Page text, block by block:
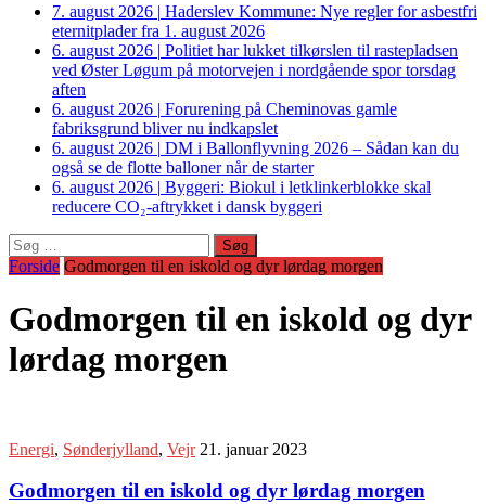
7. august 2026 | Haderslev Kommune: Nye regler for asbestfri
eternitplader fra 1. august 2026
6. august 2026 | Politiet har lukket tilkørslen til rastepladsen
ved Øster Løgum på motorvejen i nordgående spor torsdag
aften
6. august 2026 | Forurening på Cheminovas gamle
fabriksgrund bliver nu indkapslet
6. august 2026 | DM i Ballonflyvning 2026 – Sådan kan du
også se de flotte balloner når de starter
6. august 2026 | Byggeri: Biokul i letklinkerblokke skal
reducere CO₂-aftrykket i dansk byggeri
Søg
efter:
Forside Godmorgen til en iskold og dyr lørdag morgen
Godmorgen til en iskold og dyr
lørdag morgen
Energi, Sønderjylland, Vejr 21. januar 2023
Godmorgen til en iskold og dyr lørdag morgen